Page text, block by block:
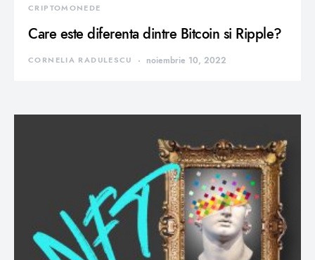
CRIPTOMONEDE
Care este diferenta dintre Bitcoin si Ripple?
CORNELIA RADULESCU noiembrie 10, 2022